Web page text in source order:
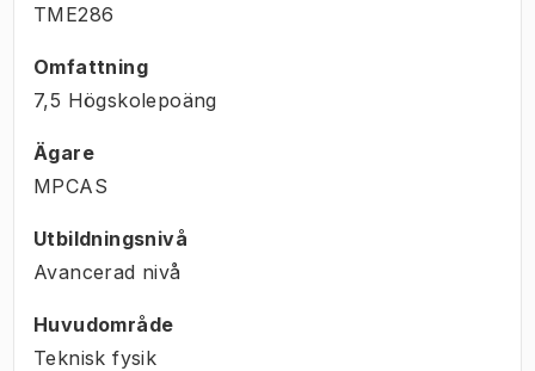
TME286
Omfattning
7,5 Högskolepoäng
Ägare
MPCAS
Utbildningsnivå
Avancerad nivå
Huvudområde
Teknisk fysik